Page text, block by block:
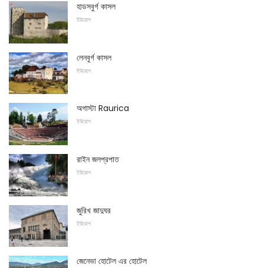
হাডসবুর্গ কাসল
ইউরোপ
লেনবুর্গ কাসল
ইউরোপ
অগাস্টা Raurica
ইউরোপ
রাইন জলপ্রপাত
ইউরোপ
জুরিখ জাদুঘর
ইউরোপ
জেনেভা হোটেল এর হোটেল